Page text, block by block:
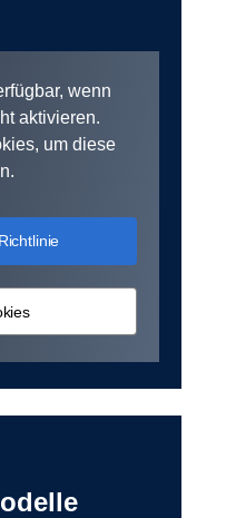
wenn
aktivieren.
um diese